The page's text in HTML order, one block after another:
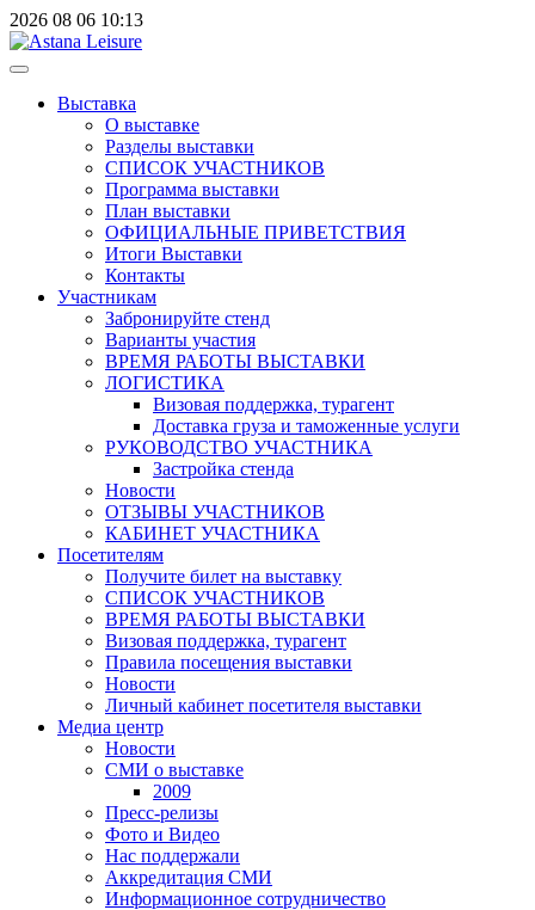
2026 08 06 10:13
Выставка
О выставке
Разделы выставки
СПИСОК УЧАСТНИКОВ
Программа выставки
План выставки
ОФИЦИАЛЬНЫЕ ПРИВЕТСТВИЯ
Итоги Выставки
Контакты
Участникам
Забронируйте стенд
Варианты участия
ВРЕМЯ РАБОТЫ ВЫСТАВКИ
ЛОГИСТИКА
Визовая поддержка, турагент
Доставка груза и таможенные услуги
РУКОВОДСТВО УЧАСТНИКА
Застройка стенда
Новости
ОТЗЫВЫ УЧАСТНИКОВ
КАБИНЕТ УЧАСТНИКА
Посетителям
Получите билет на выставку
СПИСОК УЧАСТНИКОВ
ВРЕМЯ РАБОТЫ ВЫСТАВКИ
Визовая поддержка, турагент
Правила посещения выставки
Новости
Личный кабинет посетителя выставки
Медиа центр
Новости
СМИ о выставке
2009
Пресс-релизы
Фото и Видео
Нас поддержали
Аккредитация СМИ
Информационное сотрудничество